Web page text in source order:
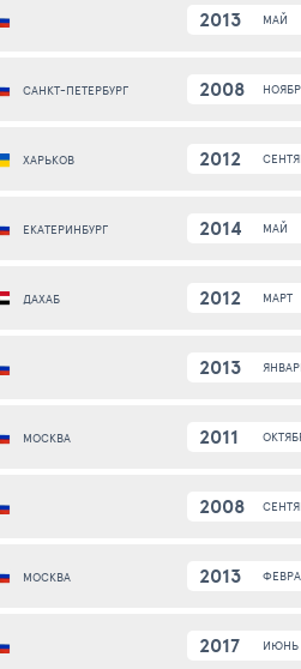
2013 МАЙ
САНКТ-ПЕТЕРБУРГ 2008
ХАРЬКОВ 2012
ЕКАТЕРИНБУРГ 2014 МАЙ
ДАХАБ 2012 МАРТ
2013
МОСКВА 2011
2008
МОСКВА 2013
2017 ИЮНЬ